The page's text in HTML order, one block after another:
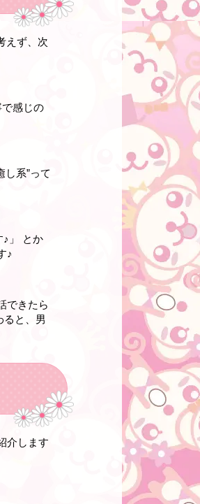
えず、次
感じの
系”って
♪」 とか
♪
できたら
ると、男
介します